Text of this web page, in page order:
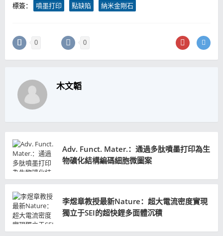
標簽： 噴墨打印 點缺陷 納米金剛石
0 0
木文韜
Adv. Funct. Mater.：通過多肽噴墨打印為生
物礦化結構編碼細胞微圖案
李煜章教授最新Nature：超大電流密度實現
獨立于SEI的超快鋰多面體沉積